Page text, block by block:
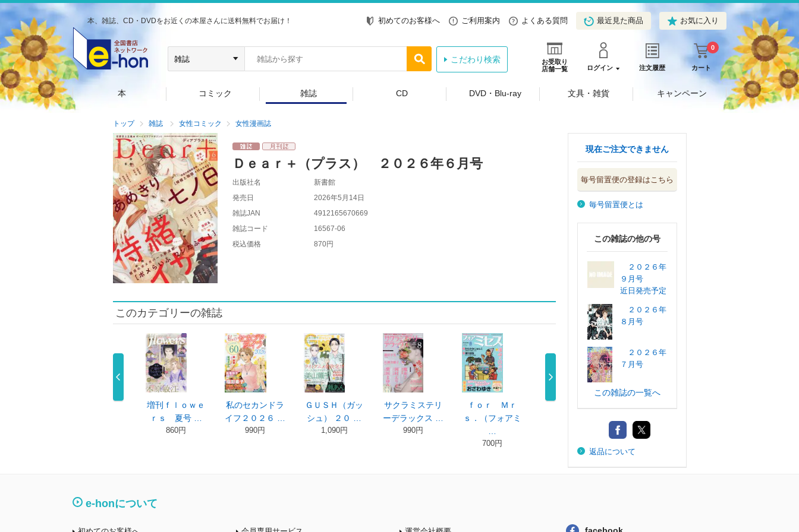
本、雑誌、CD・DVDをお近くの本屋さんに送料無料でお届け！ 初めてのお客様へ ご利用案内 よくある質問 最近見た商品 お気に入り
お受取り
店舗一覧
ログイン 注文履歴 カート
0
こだわり検索
本 コミック 雑誌 CD DVD・Blu-ray 文具・雑貨 キャンペーン
トップ 雑誌 女性コミック 女性漫画誌
Ｄｅａｒ＋（プラス） ２０２６年６月号
出版社名
新書館
発売日
2026年5月14日
雑誌JAN
4912165670669
雑誌コード
16567-06
税込価格
870円
このカテゴリーの雑誌
ココハナ ２０２
増刊ｆｌｏｗｅ
ｒｓ 夏号 …
860円
私のセカンドラ
イフ２０２６ …
990円
ＧＵＳＨ（ガッ
シュ） ２０ …
1,090円
サクラミステリ
ーデラックス …
990円
ｆｏｒ Ｍｒ
ｓ．（フォアミ
700円
ミステリーブラ
700円
現在ご注文できません
毎号留置便の登録はこちら
毎号留置便とは
この雑誌の他の号
２０２６年
９月号
近日発売予定
２０２６年
８月号
２０２６年
７月号
この雑誌の一覧へ
返品について
e-honについて